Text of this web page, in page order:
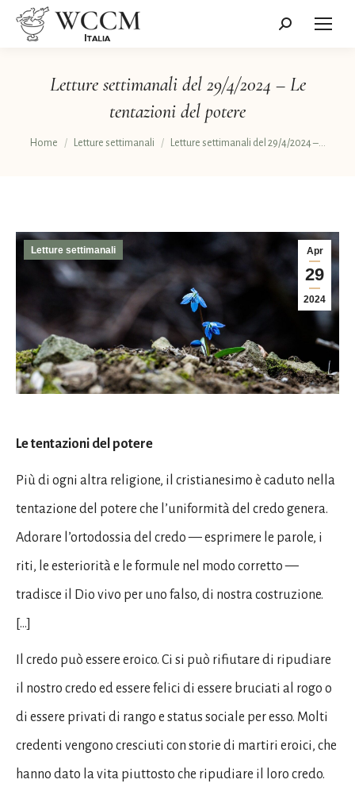
Cerca:
Letture settimanali del 29/4/2024 – Le
tentazioni del potere
Tu sei qui:
Home Letture settimanali Letture settimanali del 29/4/2024 –…
Apr
29
2024
Letture settimanali
Le tentazioni del potere
Più di ogni altra religione, il cristianesimo è caduto nella
tentazione del potere che l’uniformità del credo genera.
Adorare l’ortodossia del credo — esprimere le parole, i
riti, le esteriorità e le formule nel modo corretto —
tradisce il Dio vivo per uno falso, di nostra costruzione.
[…]
Il credo può essere eroico. Ci si può rifiutare di ripudiare
il nostro credo ed essere felici di essere bruciati al rogo o
di essere privati di rango e status sociale per esso. Molti
credenti vengono cresciuti con storie di martiri eroici, che
hanno dato la vita piuttosto che ripudiare il loro credo.